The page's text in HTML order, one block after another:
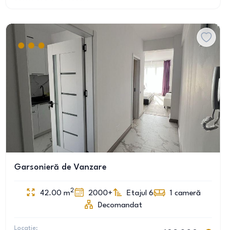
Garsonieră de Vanzare
42.00 m2 2000+ Etajul 6 1 cameră
Decomandat
Locație: